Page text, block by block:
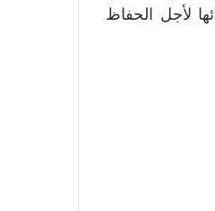
لأجل الحفاظ